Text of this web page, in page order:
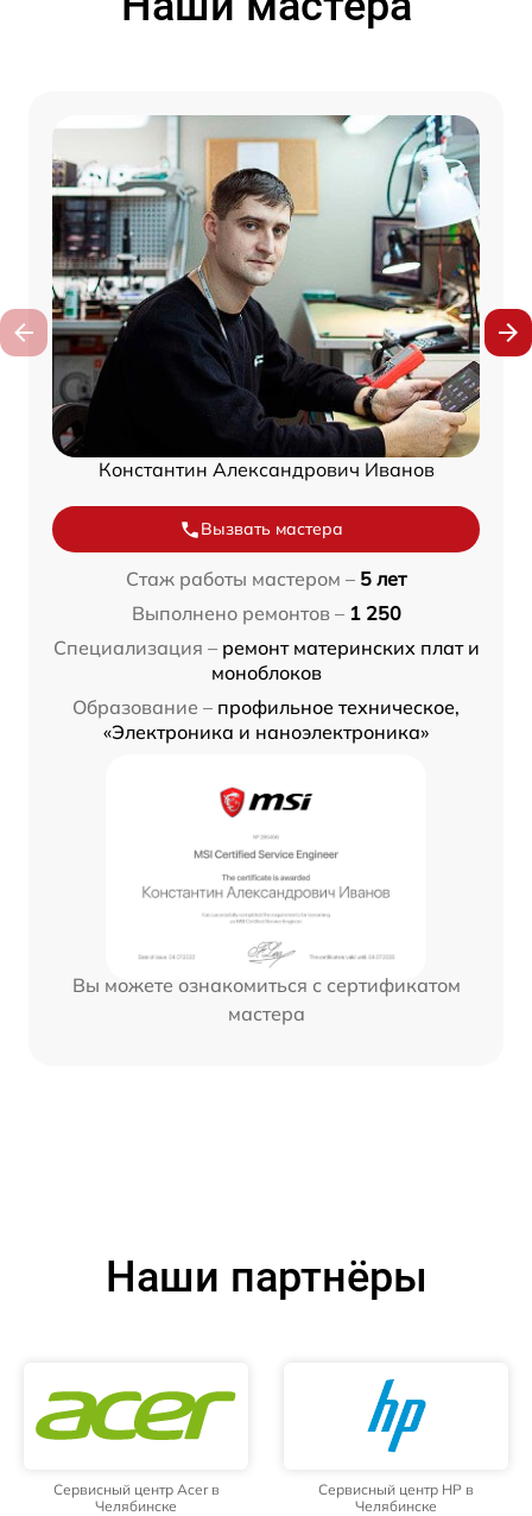
Константин Александрович Иванов
Вызвать мастера
Стаж работы мастером – 5 лет
Выполнено ремонтов – 1 250
Специализация – ремонт материнских плат и
моноблоков
Образование – профильное техническое,
«Электроника и наноэлектроника»
Вы можете ознакомиться с сертификатом
мастера
Наши партнёры
Сервисный центр Acer в
Челябинске
Сервисный центр HP в
Челябинске